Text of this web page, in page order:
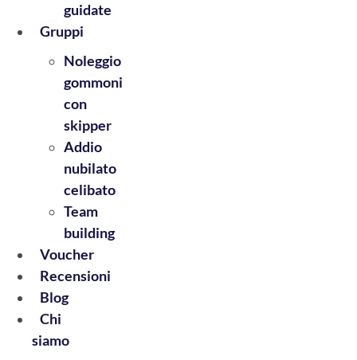
guidate
Gruppi
Noleggio
gommoni
con
skipper
Addio
nubilato
celibato
Team
building
Voucher
Recensioni
Blog
Chi
siamo